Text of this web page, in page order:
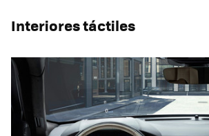
Interiores táctiles